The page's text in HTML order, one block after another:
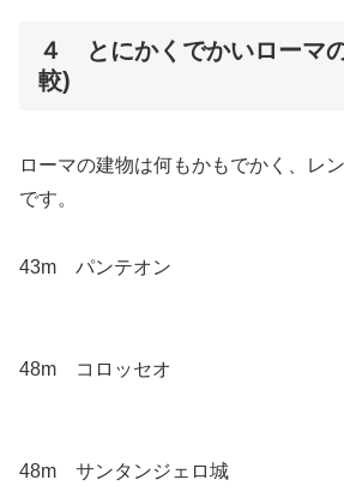
４ とにかくでかいローマ
較)
ローマの建物は何もかもでかく、レ
です。
43m パンテオン
48m コロッセオ
48m サンタンジェロ城